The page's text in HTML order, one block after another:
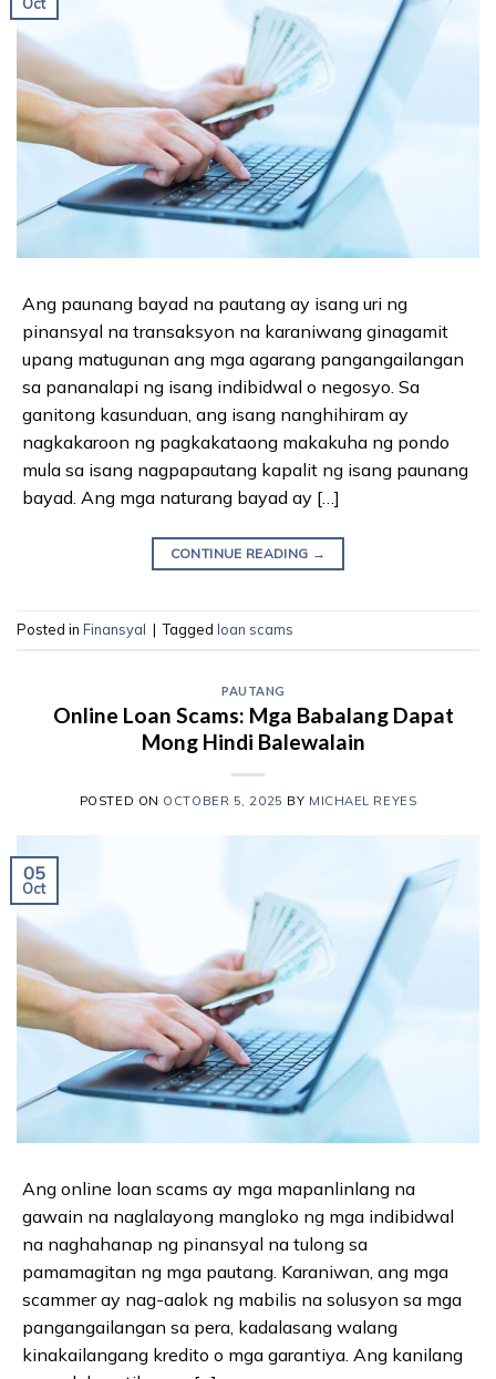
Ang paunang bayad na pautang ay isang uri ng
pinansyal na transaksyon na karaniwang ginagamit
upang matugunan ang mga agarang pangangailangan
sa pananalapi ng isang indibidwal o negosyo. Sa
ganitong kasunduan, ang isang nanghihiram ay
nagkakaroon ng pagkakataong makakuha ng pondo
mula sa isang nagpapautang kapalit ng isang paunang
bayad. Ang mga naturang bayad ay […]
CONTINUE READING →
Posted in Finansyal | Tagged loan scams
PAUTANG
Online Loan Scams: Mga Babalang Dapat
Mong Hindi Balewalain
POSTED ON OCTOBER 5, 2025 BY MICHAEL REYES
05
Oct
Ang online loan scams ay mga mapanlinlang na
gawain na naglalayong mangloko ng mga indibidwal
na naghahanap ng pinansyal na tulong sa
pamamagitan ng mga pautang. Karaniwan, ang mga
scammer ay nag-aalok ng mabilis na solusyon sa mga
pangangailangan sa pera, kadalasang walang
kinakailangang kredito o mga garantiya. Ang kanilang